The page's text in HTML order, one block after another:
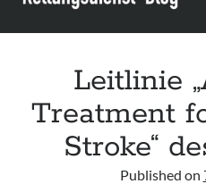
Leitlinie „Bauchschmerz bei Kindern
Leitlinie „Kopfschmerzen bei
Diagnostik“ der GPR
Leitlinie
Treatment
Stroke“
Published on